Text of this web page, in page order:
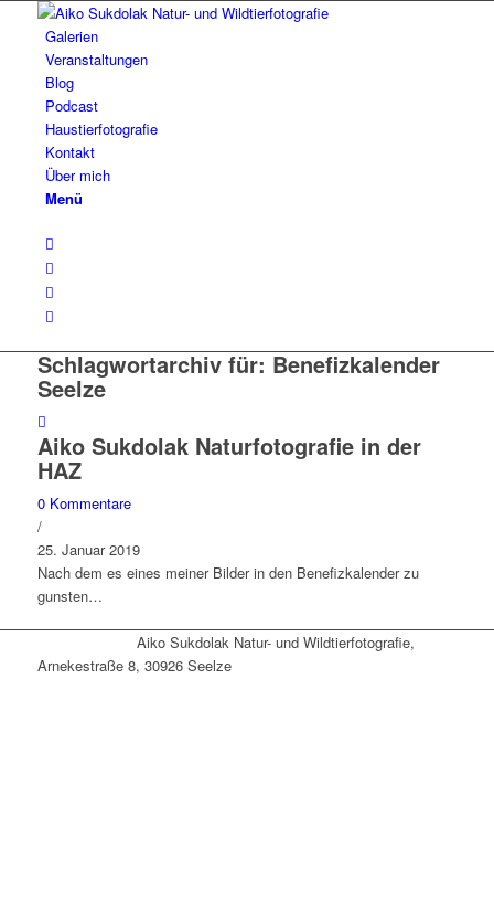
Galerien
Veranstaltungen
Blog
Podcast
Haustierfotografie
Kontakt
Über mich
Menü
Schlagwortarchiv für: Benefizkalender
Seelze
Aiko Sukdolak Naturfotografie in der
HAZ
0 Kommentare
/
25. Januar 2019
Nach dem es eines meiner Bilder in den Benefizkalender zu
gunsten…
Aiko Sukdolak Natur- und Wildtierfotografie,
Arnekestraße 8, 30926 Seelze